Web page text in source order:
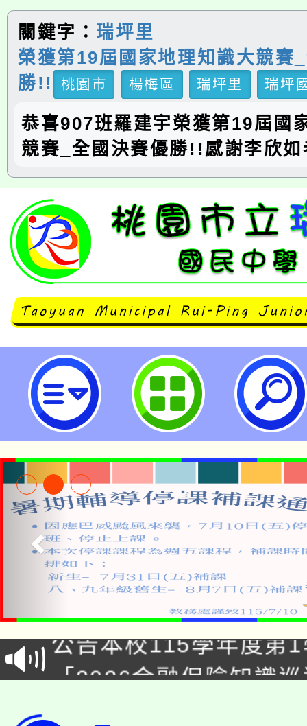
關鍵字： 瑞坪里
榮獲第19屆國家地理知識大競賽
勝!!
桃園市 楊梅區 瑞坪里 瑞坪
恭喜907班羅建宇榮獲第19屆國
競賽_全國決賽優勝!!感謝李欣
桃園市立瑞坪國民中學
淨零綠領人才培育課程
公告本校115學年度第
代理(課)教師甄選結果(
「2026金融保險知識